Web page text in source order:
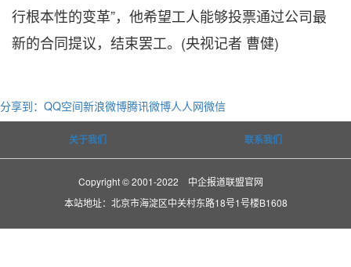
行根本性的变革”，他希望工人能够投票通过公司最
新的合同提议，结束罢工。(央视记者 曹健)
分享到： QQ空间新浪微博腾讯微博人人网微信
关于我们 联系我们
Copyright © 2001-2022 中企报道联盟官网
本站地址：北京市海淀区中关村东路18号1号楼B1608